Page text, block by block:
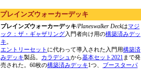
プレインズウォーカーデッキ
プレインズウォーカーデッキ/Planeswalker Deckはマジ
ック：ザ・ギャザリング入門者向け用の構築済みデッ
キ。
エントリーセット に代わって導入された入門用構築済
みデッキ製品。 カラデシュから基本セット2021まで発
売された。60枚の構築済みデッキ1つ、 ブースターパ